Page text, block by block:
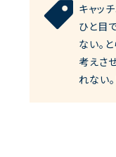
キャッ
ひと目
ない。
考えさ
れない